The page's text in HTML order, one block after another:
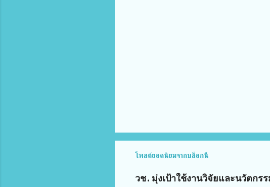
โพสต์ยอดนิยมจากบล็อกนี้
วช. มุ่งเป้าใช้งานวิจัยและนวัตก